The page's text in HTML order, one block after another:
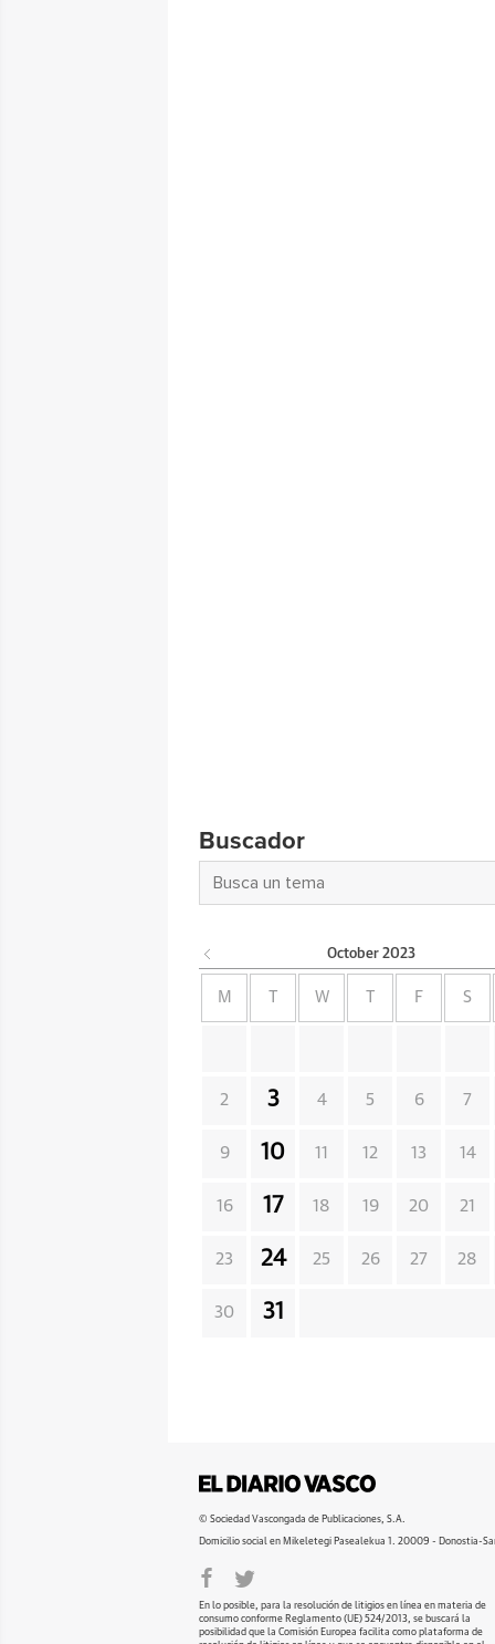
Buscador
October 2023
M W F S
2 3 4 5 6 7
9 10 11 12 13 14
16 17 18 19 20 21
23 24 25 26 27 28
30 31
© Sociedad Vascongada de Publicaciones, S.A.
Domicilio social en Mikeletegi Pasealekua 1. 20009 - Donostia-
En lo posible, para la resolución de litigios en línea en materia de
consumo conforme Reglamento (UE) 524/2013, se buscará la
posibilidad que la Comisión Europea facilita como plataforma de